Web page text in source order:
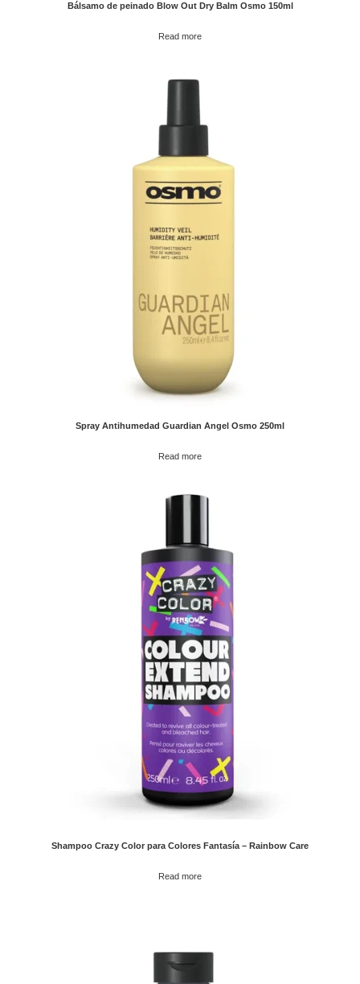
Bálsamo de peinado Blow Out Dry Balm Osmo 150ml
Read more
Spray Antihumedad Guardian Angel Osmo 250ml
Read more
Shampoo Crazy Color para Colores Fantasía – Rainbow Care
Read more